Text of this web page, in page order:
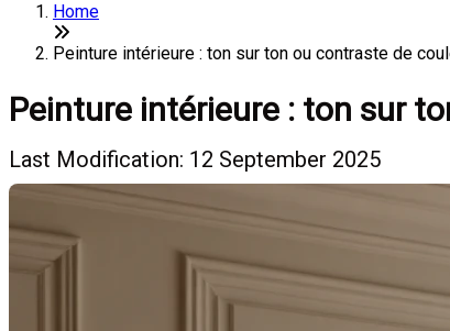
Home
Peinture intérieure : ton sur ton ou contraste de
Peinture intérieure : ton sur
Last Modification: 12 September 2025